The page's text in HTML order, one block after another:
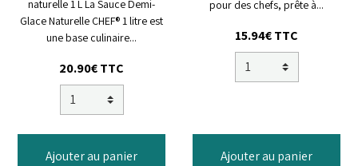
naturelle 1 L La Sauce Demi-
Glace Naturelle CHEF® 1 litre est
une base culinaire...
20.90€ TTC
Ajouter au panier
pour des chefs, prête à...
15.94€ TTC
Ajouter au panier